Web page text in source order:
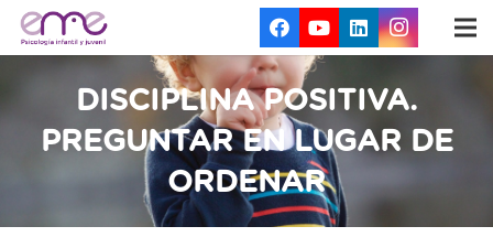
DISCIPLINA POSITIVA.
PREGUNTAR EN LUGAR DE
ORDENAR